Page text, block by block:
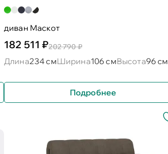
диван Маскот
182 511 ₽202 790 ₽
Длина234 смШирина106 смВысота96 см
Подробнее